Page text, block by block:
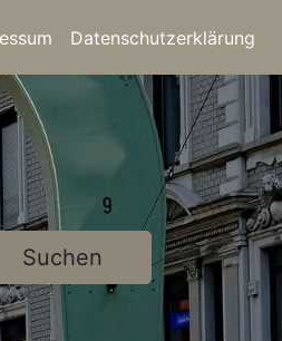
Datenschutzerklärung
Suchen